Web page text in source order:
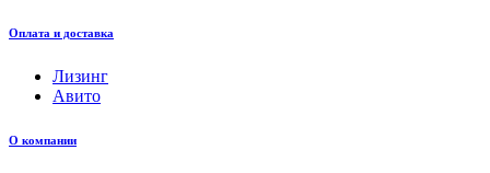
Оплата и доставка
Лизинг
Авито
О компании